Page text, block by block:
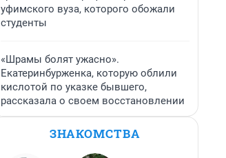
уфимского вуза, которого обожали
студенты
«Шрамы болят ужасно».
Екатеринбурженка, которую облили
кислотой по указке бывшего,
рассказала о своем восстановлении
ЗНАКОМСТВА